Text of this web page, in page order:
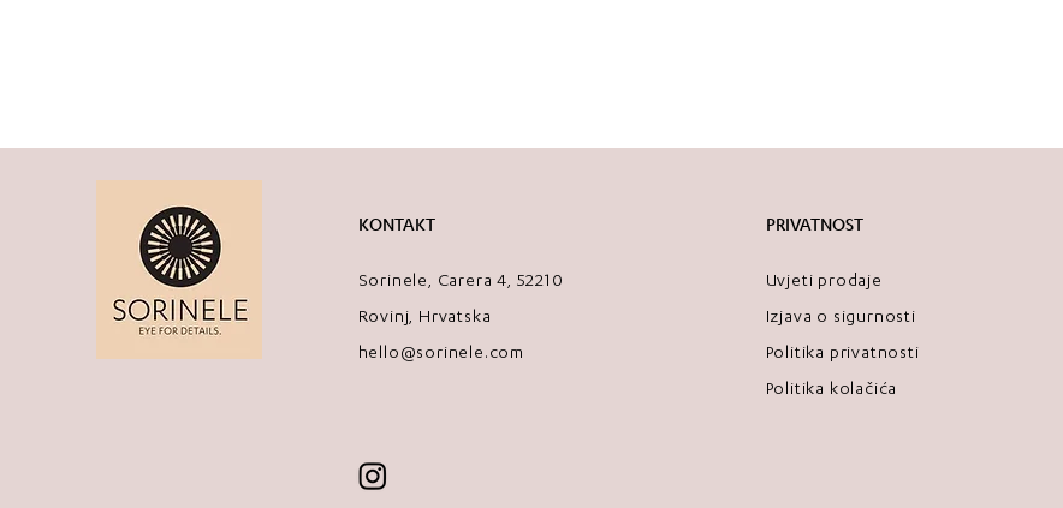
KONTAKT
Sorinele, Carera 4, 52210
Rovinj, Hrvatska
hello@sorinele.com
PRIVATNOST
Uvjeti prodaje
Izjava o sigurnosti
Politika privatnosti
Politika kolačića